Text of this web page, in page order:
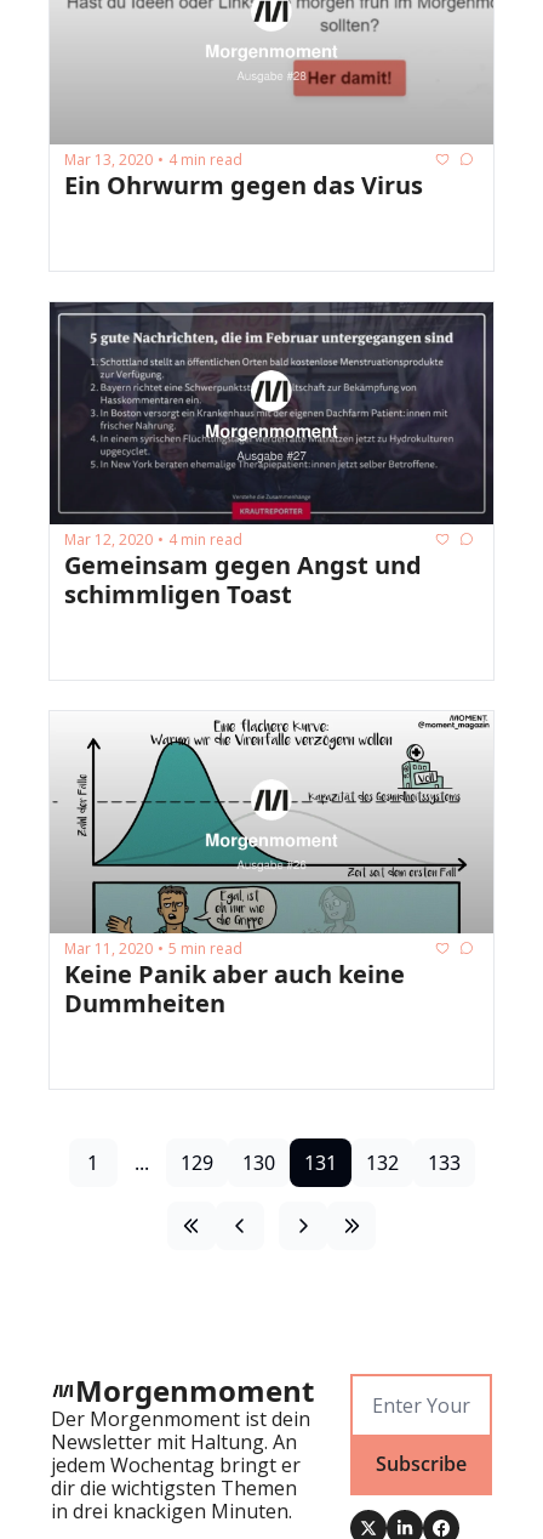
Mar 13, 2020 • 4 min read
Ein Ohrwurm gegen das Virus
Mar 12, 2020 • 4 min read
Gemeinsam gegen Angst und
Mar 11, 2020 • 5 min read
Keine Panik aber auch keine
Dummheiten
1 ... 129 130 131 132 133
Morgenmoment
Der Morgenmoment ist dein
Newsletter mit Haltung. An
jedem Wochentag bringt er
dir die wichtigsten Themen
in drei knackigen Minuten.
Subscribe